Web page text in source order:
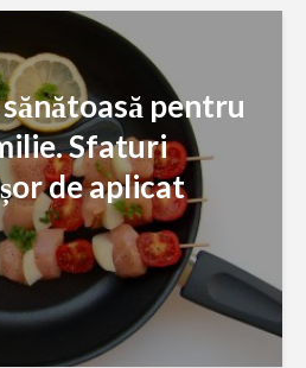
pentru
Sfaturi
de aplicat